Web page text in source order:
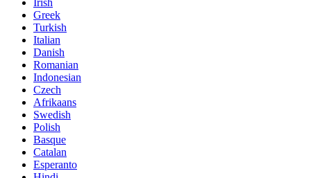
Greek
Turkish
Italian
Danish
Romanian
Indonesian
Czech
Afrikaans
Swedish
Polish
Basque
Catalan
Esperanto